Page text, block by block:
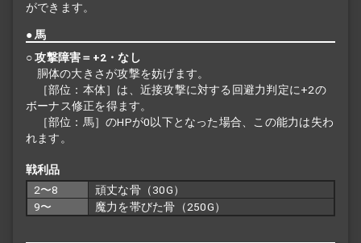
ができます。
● 馬
○ 攻撃障害＝+2・なし
胴体の大きさが攻撃を妨げます。
［部位：本体］は、近接攻撃に対する回避力判定に+2の
ボーナス修正を得ます。
［部位：馬］のHPが0以下となった場合、この能力は失わ
れます。
戦利品
2〜8
頑丈な骨（30G）
9〜
魔力を帯びた骨（250G）